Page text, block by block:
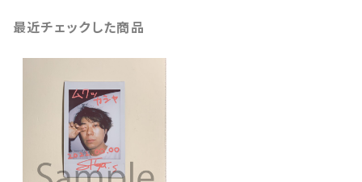
最近チェックした商品